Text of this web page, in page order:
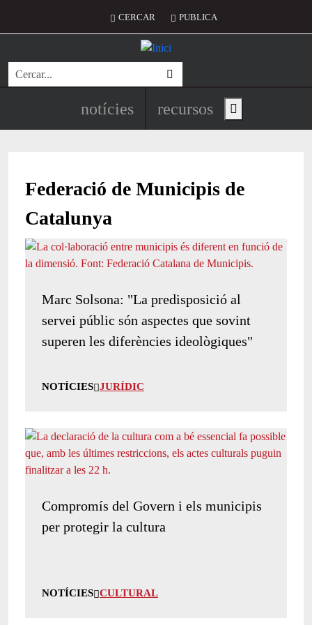
Menú del compte d'usuari
CERCAR PUBLICA
Cerca
Navegació principal de
notícies recursos Show main menu
Federació de Municipis de
Catalunya
Marc Solsona: "La predisposició al
servei públic són aspectes que sovint
superen les diferències ideològiques"
NOTÍCIES JURÍDIC
Compromís del Govern i els municipis
per protegir la cultura
NOTÍCIES CULTURAL